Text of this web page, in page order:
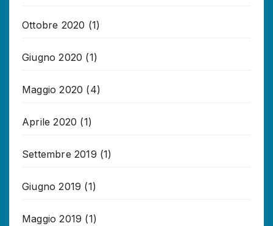
Ottobre 2020 (1)
Giugno 2020 (1)
Maggio 2020 (4)
Aprile 2020 (1)
Settembre 2019 (1)
Giugno 2019 (1)
Maggio 2019 (1)